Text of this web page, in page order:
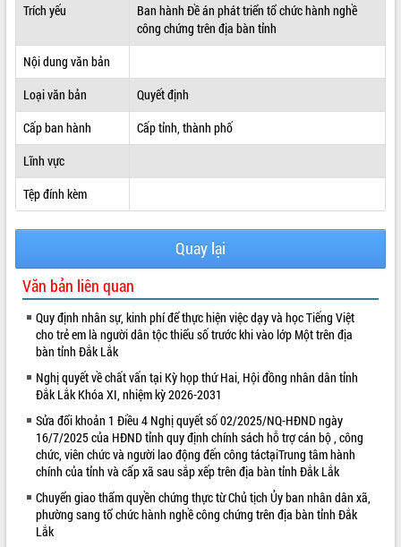
HỆ THỐNG VĂN BẢN
VĂN BẢN HĐND TỈNH
ĐIỂM TIN VĂN BẢN
QUY HOẠCH - KẾ HOẠCH
VIDEO
Không có file video nào để phát.
Trích yếu
Ban hành Đề án phát triển tổ chức hành nghề
công chứng trên địa bàn tỉnh
Nội dung văn bản
Loại văn bản
Quyết định
Cấp ban hành
Cấp tỉnh, thành phố
Lĩnh vực
Tệp đính kèm
Quay lại
Văn bản liên quan
Quy định nhân sự, kinh phí để thực hiện việc dạy và học Tiếng Việt
cho trẻ em là người dân tộc thiểu số trước khi vào lớp Một trên địa
bàn tỉnh Đắk Lắk
Nghị quyết về chất vấn tại Kỳ họp thứ Hai, Hội đồng nhân dân tỉnh
Đắk Lắk Khóa XI, nhiệm kỳ 2026-2031
Sửa đổi khoản 1 Điều 4 Nghị quyết số 02/2025/NQ-HĐND ngày
16/7/2025 của HĐND tỉnh quy định chính sách hỗ trợ cán bộ , công
chức, viên chức và người lao động đến công táctạiTrung tâm hành
chính của tỉnh và cấp xã sau sắp xếp trên địa bàn tỉnh Đắk Lắk
Chuyển giao thẩm quyền chứng thực từ Chủ tịch Ủy ban nhân dân xã,
phường sang tổ chức hành nghề công chứng trên địa bàn tỉnh Đắk
Lắk